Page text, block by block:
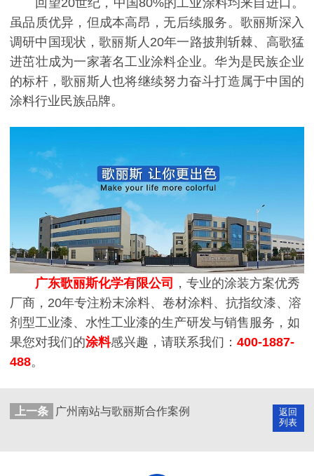
虽品质优异，但成本高昂，无后续服务。歌丽斯深入
调研中国现状，歌丽斯人20年一路披荆斩棘、高歌猛
进茁壮成为一家著名工业涂料企业。华为是民族企业
的标杆，歌丽斯人也将继续努力奋斗打造属于中国的
涂料行业民族品牌。
广东歌丽斯化学有限公司
，专业的涂装方案优秀
厂商，20年专注粉末涂料、卷材涂料、抗指纹漆、溶
剂型工业漆、水性工业漆的生产研发与销售服务，如
果您对我们的涂料感兴趣，请联系我们： 400-1887-
488。
返回
列表
上一条 广州南站与歌丽斯合作案例